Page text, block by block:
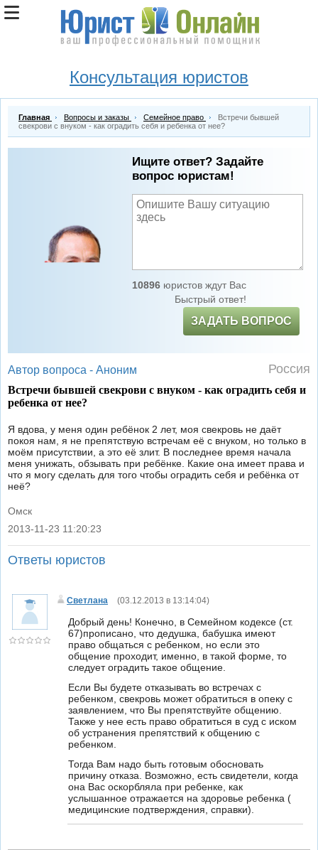
Консультация юристов
Главная Вопросы и заказы Семейное право
Встречи бывшей
свекрови с внуком - как оградить себя и ребенка от нее?
Ищите ответ? Задайте
вопрос юристам!
10896юристов ждут Вас
Быстрый ответ!
ЗАДАТЬ ВОПРОС
Автор вопроса - Аноним Россия
Встречи бывшей свекрови с внуком - как оградить себя и
ребенка от нее?
Я вдова, у меня один ребёнок 2 лет, моя свекровь не даёт
покоя нам, я не препятствую встречам её с внуком, но только в
моём присутствии, а это её злит. В последнее время начала
меня унижать, обзывать при ребёнке. Какие она имеет права и
что я могу сделать для того чтобы оградить себя и ребёнка от
неё?
Омск
|
2013-11-23 11:20:23
Ответы юристов
Светлана (03.12.2013 в 13:14:04)
Добрый день! Конечно, в Семейном кодексе (ст.
67)прописано, что дедушка, бабушка имеют
право общаться с ребенком, но если это
общение проходит, именно, в такой форме, то
следует оградить такое общение.
Если Вы будете отказывать во встречах с
ребенком, свекровь может обратиться в опеку с
заявлением, что Вы препятствуйте общению.
Также у нее есть право обратиться в суд с иском
об устранения препятствий к общению с
ребенком.
Тогда Вам надо быть готовым обосновать
причину отказа. Возможно, есть свидетели, когда
она Вас оскорбляла при ребенке, как
услышанное отражается на здоровье ребенка (
медицинские подтверждения, справки).